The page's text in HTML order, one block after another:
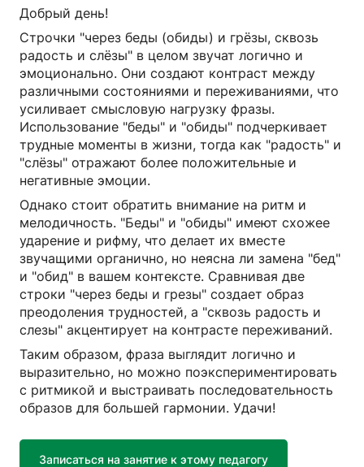
Добрый день!
Строчки "через беды (обиды) и грёзы, сквозь
радость и слёзы" в целом звучат логично и
эмоционально. Они создают контраст между
различными состояниями и переживаниями, что
усиливает смысловую нагрузку фразы.
Использование "беды" и "обиды" подчеркивает
трудные моменты в жизни, тогда как "радость" и
"слёзы" отражают более положительные и
негативные эмоции.
Однако стоит обратить внимание на ритм и
мелодичность. "Беды" и "обиды" имеют схожее
ударение и рифму, что делает их вместе
звучащими органично, но неясна ли замена "бед"
и "обид" в вашем контексте. Сравнивая две
строки "через беды и грезы" создает образ
преодоления трудностей, а "сквозь радость и
слезы" акцентирует на контрасте переживаний.
Таким образом, фраза выглядит логично и
выразительно, но можно поэкспериментировать
с ритмикой и выстраивать последовательность
образов для большей гармонии. Удачи!
Записаться на занятие к этому педагогу